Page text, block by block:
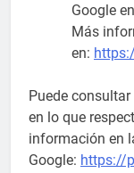
Google
Más
en:
Puede
en lo que
información en
Google: https://